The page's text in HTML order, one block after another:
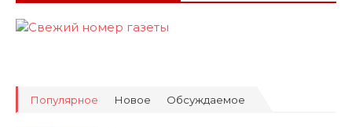
Популярное Новое Обсуждаемое